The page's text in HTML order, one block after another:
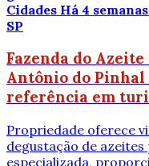
Cidades Há 4 semanas
SP
Fazenda do
Antônio do Pinhal
referência em
Propriedade oferece
degustação de
especializada,